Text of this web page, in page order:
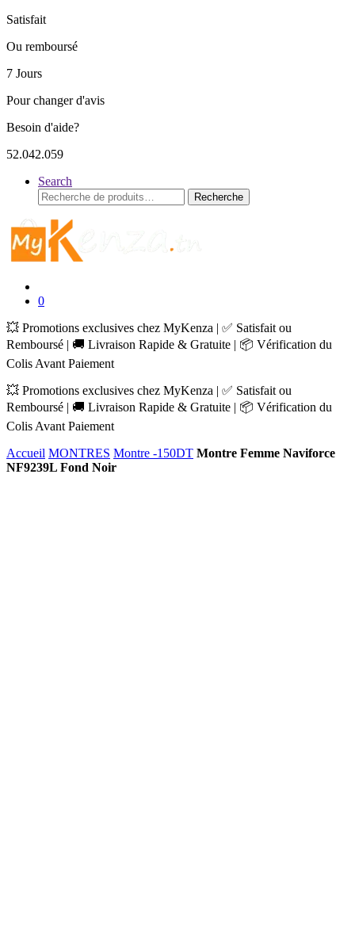
Satisfait
Ou remboursé
7 Jours
Pour changer d'avis
Besoin d'aide?
52.042.059
Search
Recherche
pour :
Recherche
0
💥 Promotions exclusives chez MyKenza | ✅ Satisfait ou
Remboursé | 🚚 Livraison Rapide & Gratuite | 📦 Vérification du
Colis Avant Paiement
💥 Promotions exclusives chez MyKenza | ✅ Satisfait ou
Remboursé | 🚚 Livraison Rapide & Gratuite | 📦 Vérification du
Colis Avant Paiement
Accueil MONTRES Montre -150DT Montre Femme Naviforce
NF9239L Fond Noir